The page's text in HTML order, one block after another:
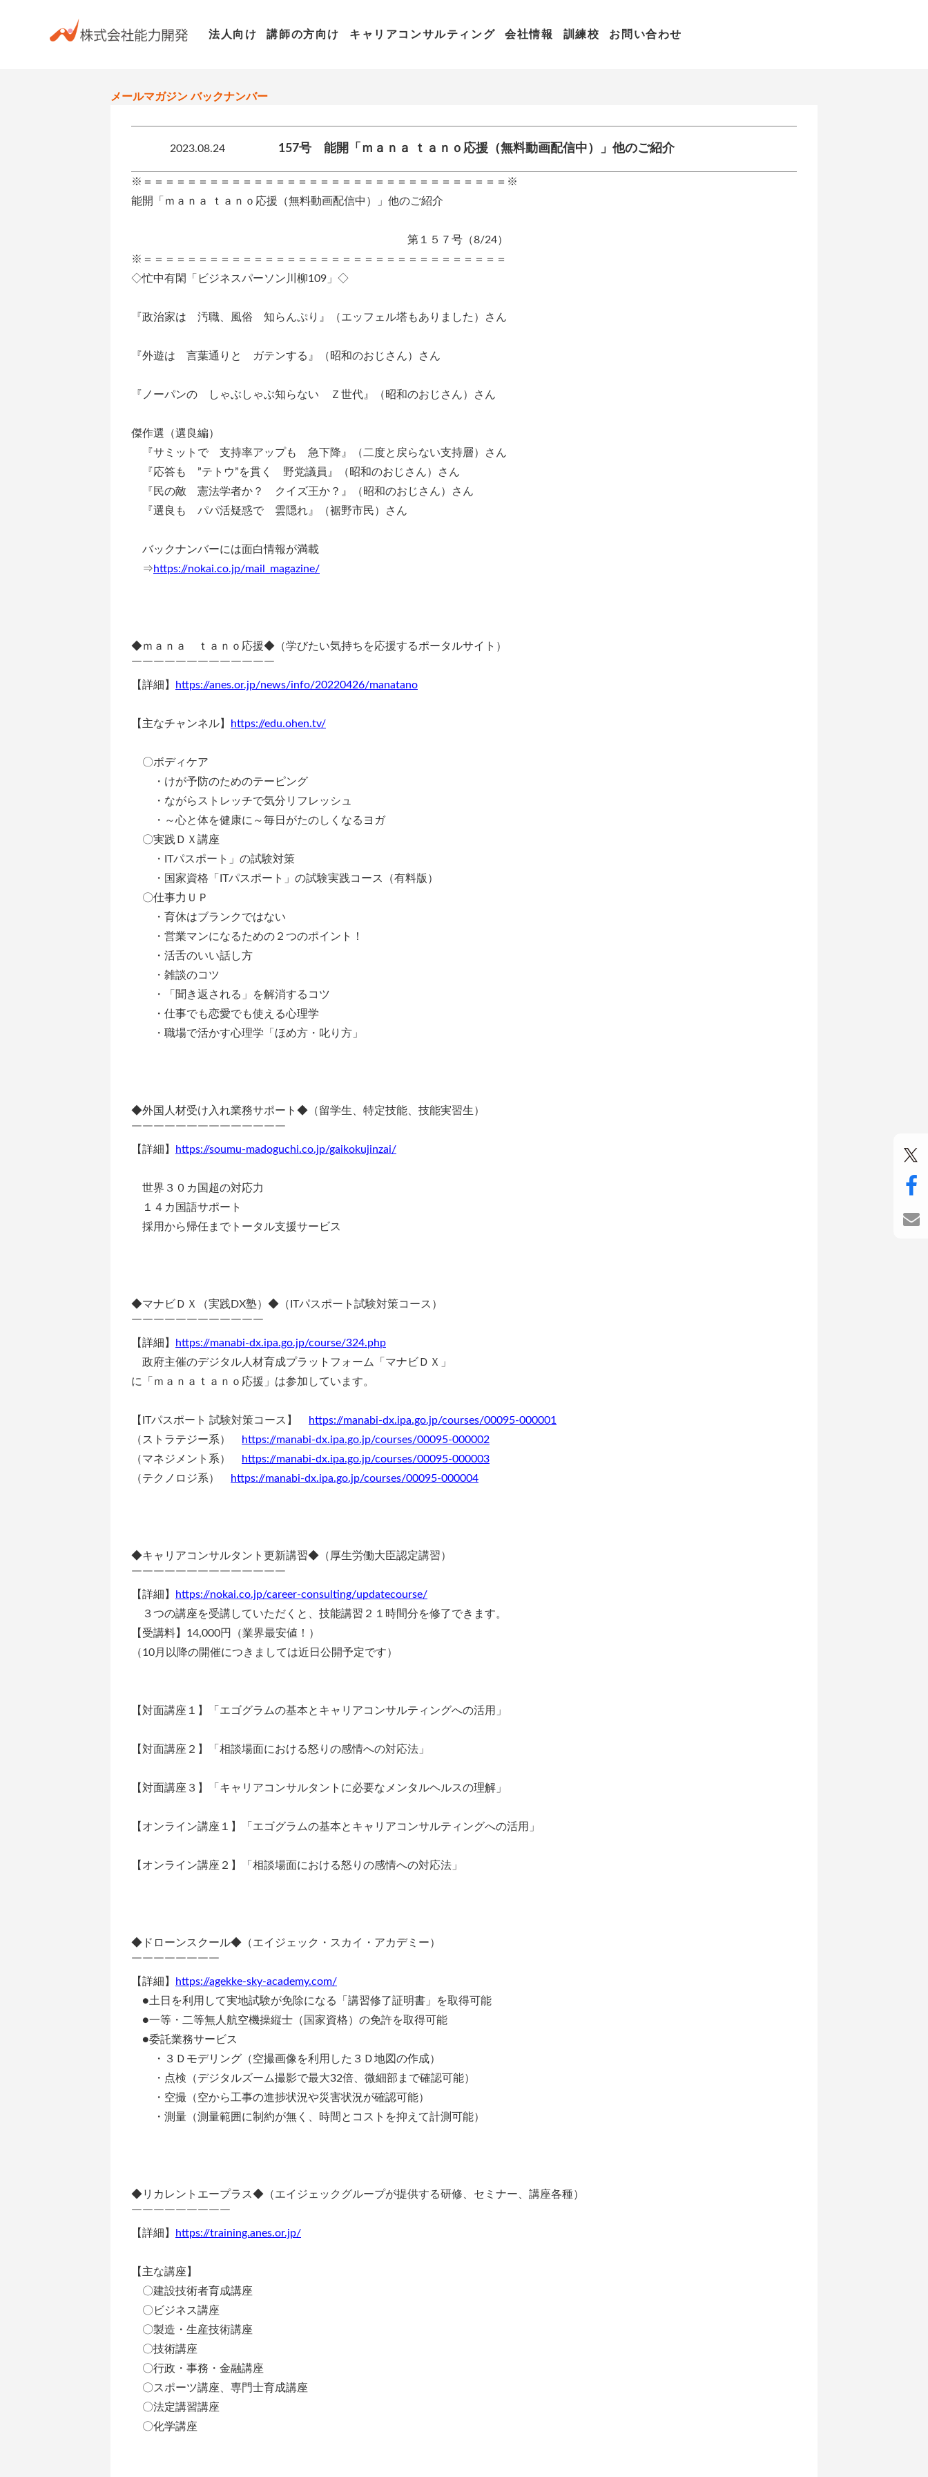
法人向け 講師の方向け キャリアコンサルティング 会社情報 訓練校 お問い合わせ
メールマガジン バックナンバー
2023.08.24 157号 能開「ｍａｎａ ｔａｎｏ応援（無料動画配信中）」他のご紹介
※＝＝＝＝＝＝＝＝＝＝＝＝＝＝＝＝＝＝＝＝＝＝＝＝＝＝＝＝＝＝＝＝＝※
能開「ｍａｎａ ｔａｎｏ応援（無料動画配信中）」他のご紹介
第１５７号（8/24）
※＝＝＝＝＝＝＝＝＝＝＝＝＝＝＝＝＝＝＝＝＝＝＝＝＝＝＝＝＝＝＝＝＝
◇忙中有閑「ビジネスパーソン川柳109」◇
『政治家は 汚職、風俗 知らんぷり』（エッフェル塔もありました）さん
『外遊は 言葉通りと ガテンする』（昭和のおじさん）さん
『ノーパンの しゃぶしゃぶ知らない Ｚ世代』（昭和のおじさん）さん
傑作選（選良編）
『サミットで 支持率アップも 急下降』（二度と戻らない支持層）さん
『応答も ”テトウ”を貫く 野党議員』（昭和のおじさん）さん
『民の敵 憲法学者か？ クイズ王か？』（昭和のおじさん）さん
『選良も パパ活疑惑で 雲隠れ』（裾野市民）さん
バックナンバーには面白情報が満載
⇒https://nokai.co.jp/mail_magazine/
◆ｍａｎａ ｔａｎｏ応援◆（学びたい気持ちを応援するポータルサイト）
￣￣￣￣￣￣￣￣￣￣￣￣￣
【詳細】
https://anes.or.jp/news/info/20220426/manatano
【主なチャンネル】 https://edu.ohen.tv/
〇ボディケア
・けが予防のためのテーピング
・ながらストレッチで気分リフレッシュ
・～心と体を健康に～毎日がたのしくなるヨガ
〇実践ＤＸ講座
・ITパスポート」の試験対策
・国家資格「ITパスポート」の試験実践コース（有料版）
〇仕事力ＵＰ
・育休はブランクではない
・営業マンになるための２つのポイント！
・活舌のいい話し方
・雑談のコツ
・「聞き返される」を解消するコツ
・仕事でも恋愛でも使える心理学
・職場で活かす心理学「ほめ方・叱り方」
◆外国人材受け入れ業務サポート◆（留学生、特定技能、技能実習生）
￣￣￣￣￣￣￣￣￣￣￣￣￣￣
【詳細】
https://soumu-madoguchi.co.jp/gaikokujinzai/
世界３０カ国超の対応力
１４カ国語サポート
採用から帰任までトータル支援サービス
◆マナビＤＸ（実践DX塾）◆（ITパスポート試験対策コース）
￣￣￣￣￣￣￣￣￣￣￣￣
【詳細】
https://manabi-dx.ipa.go.jp/course/324.php
政府主催のデジタル人材育成プラットフォーム「マナビＤＸ」
に「ｍａｎａｔａｎｏ応援」は参加しています。
【ITパスポート 試験対策コース】
https://manabi-dx.ipa.go.jp/courses/00095-000001
（ストラテジー系）
https://manabi-dx.ipa.go.jp/courses/00095-000002
（マネジメント系）
https://manabi-dx.ipa.go.jp/courses/00095-000003
（テクノロジ系）
https://manabi-dx.ipa.go.jp/courses/00095-000004
◆キャリアコンサルタント更新講習◆（厚生労働大臣認定講習）
￣￣￣￣￣￣￣￣￣￣￣￣￣￣
【詳細】
https://nokai.co.jp/career-consulting/updatecourse/
３つの講座を受講していただくと、技能講習２１時間分を修了できます。
【受講料】14,000円（業界最安値！）
（10月以降の開催につきましては近日公開予定です）
【対面講座１】「エゴグラムの基本とキャリアコンサルティングへの活用」
【対面講座２】「相談場面における怒りの感情への対応法」
【対面講座３】「キャリアコンサルタントに必要なメンタルヘルスの理解」
【オンライン講座１】「エゴグラムの基本とキャリアコンサルティングへの活用」
【オンライン講座２】「相談場面における怒りの感情への対応法」
◆ドローンスクール◆（エイジェック・スカイ・アカデミー）
￣￣￣￣￣￣￣￣
【詳細】
https://agekke-sky-academy.com/
●土日を利用して実地試験が免除になる「講習修了証明書」を取得可能
●一等・二等無人航空機操縦士（国家資格）の免許を取得可能
●委託業務サービス
・３Ｄモデリング（空撮画像を利用した３Ｄ地図の作成）
・点検（デジタルズーム撮影で最大32倍、微細部まで確認可能）
・空撮（空から工事の進捗状況や災害状況が確認可能）
・測量（測量範囲に制約が無く、時間とコストを抑えて計測可能）
◆リカレントエープラス◆（エイジェックグループが提供する研修、セミナー、講座各種）
￣￣￣￣￣￣￣￣￣
【詳細】
https://training.anes.or.jp/
【主な講座】
〇建設技術者育成講座
〇ビジネス講座
〇製造・生産技術講座
〇技術講座
〇行政・事務・金融講座
〇スポーツ講座、専門士育成講座
〇法定講習講座
〇化学講座